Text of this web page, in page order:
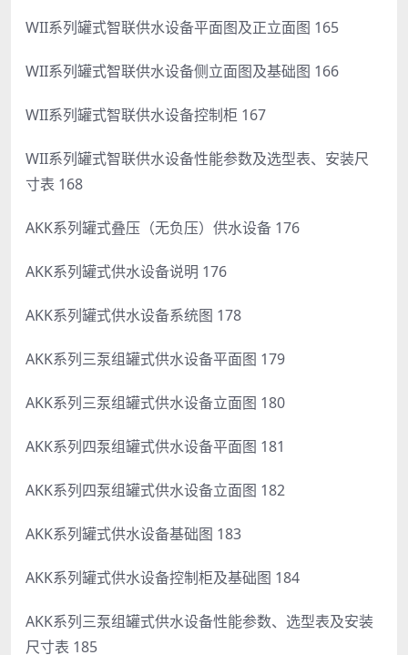
WII系列罐式智联供水设备平面图及正立面图 165
WII系列罐式智联供水设备侧立面图及基础图 166
WII系列罐式智联供水设备控制柜 167
WII系列罐式智联供水设备性能参数及选型表、安装尺
寸表 168
AKK系列罐式叠压（无负压）供水设备 176
AKK系列罐式供水设备说明 176
AKK系列罐式供水设备系统图 178
AKK系列三泵组罐式供水设备平面图 179
AKK系列三泵组罐式供水设备立面图 180
AKK系列四泵组罐式供水设备平面图 181
AKK系列四泵组罐式供水设备立面图 182
AKK系列罐式供水设备基础图 183
AKK系列罐式供水设备控制柜及基础图 184
AKK系列三泵组罐式供水设备性能参数、选型表及安装
尺寸表 185